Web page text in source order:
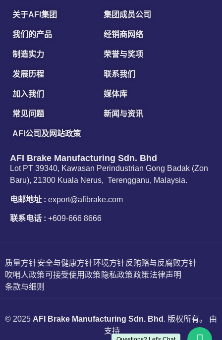
关于AFI集团 集团成员公司
我们的产品 经销商网络
制造实力 荣誉与奖项
发展历程 联系我们
加入我们 媒体库
常见问题 新闻与资讯
AFI公司及网站政策
AFI Brake Manufacturing Sdn. Bhd
Lot PT 39340, Kawasan Perindustrian Gong Badak (Zon
Baru), 21300 Kuala Nerus, Terengganu, Malaysia.
电邮地址 : export@afibrake.com
联系电话 : +609-666 8666
质量方针安全与健康方针环境方针反贿赂与反腐败方针
吹哨人政策可接受使用政策 隐私政策政策法律声明
条款与细则
© 2025 AFI Brake Manufacturing Sdn. Bhd . 版权所有。 由
支持